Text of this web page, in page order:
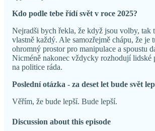
Kdo podle tebe řídí svět v roce 2025?
Nejradši bych řekla, že když jsou volby, tak
vlastně každý. Ale samozřejmě chápu, že je
ohromný prostor pro manipulace a spoustu
Nicméně nakonec vždycky rozhodují lidské
na politice ráda.
Poslední otázka - za deset let bude svět
Věřím, že bude lepší. Bude lepší.
Discussion about this episode